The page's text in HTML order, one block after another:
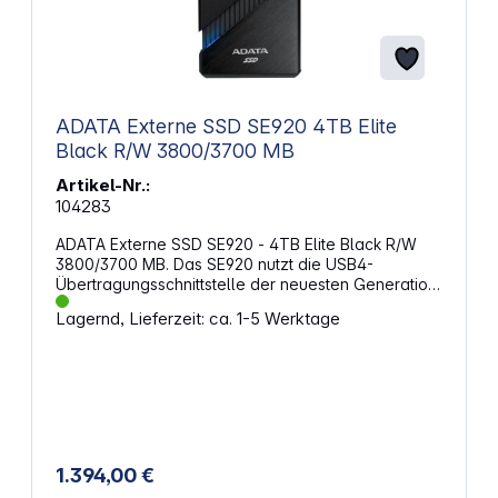
ADATA Externe SSD SE920 4TB Elite
Black R/W 3800/3700 MB
Artikel-Nr.:
104283
ADATA Externe SSD SE920 - 4TB Elite Black R/W
3800/3700 MB. Das SE920 nutzt die USB4-
Übertragungsschnittstelle der neuesten Generation
mit Geschwindigkeiten von bis zu 40 Gbit/s. Es ist
rückwärtskompatibel mit USB 3.2 und USB 2.0 und
Spielekonsole angeschlossen werden, um deren
Speicherplatz zu erweitern. Hinweis: Überprüfen Sie
Lagernd, Lieferzeit: ca. 1-5 Werktage
1.394,00 €